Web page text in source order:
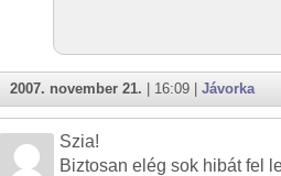
2007. november 21. | 16:09 | Jávorka
Szia!
Biztosan elég sok hibát fel